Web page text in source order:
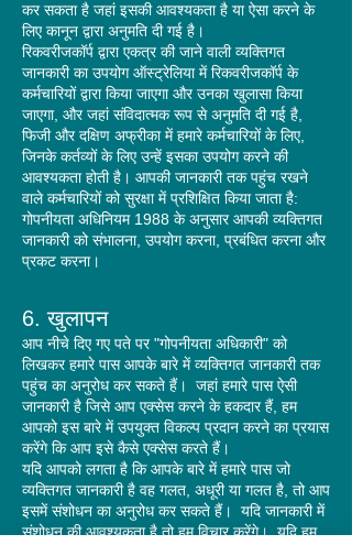
कर सकता है जहां इसकी आवश्यकता है या ऐसा करने के
लिए कानून द्वारा अनुमति दी गई है।
रिकवरीजकॉर्प द्वारा एकत्र की जाने वाली व्यक्तिगत
जानकारी का उपयोग ऑस्ट्रेलिया में रिकवरीजकॉर्प के
कर्मचारियों द्वारा किया जाएगा और उनका खुलासा किया
जाएगा, और जहां संविदात्मक रूप से अनुमति दी गई है,
फिजी और दक्षिण अफ्रीका में हमारे कर्मचारियों के लिए,
जिनके कर्तव्यों के लिए उन्हें इसका उपयोग करने की
आवश्यकता होती है। आपकी जानकारी तक पहुंच रखने
वाले कर्मचारियों को सुरक्षा में प्रशिक्षित किया जाता है:
गोपनीयता अधिनियम 1988 के अनुसार आपकी व्यक्तिगत
जानकारी को संभालना, उपयोग करना, प्रबंधित करना और
प्रकट करना।
6. खुलापन
आप नीचे दिए गए पते पर "गोपनीयता अधिकारी" को
लिखकर हमारे पास आपके बारे में व्यक्तिगत जानकारी तक
पहुंच का अनुरोध कर सकते हैं।
जहां हमारे पास ऐसी
जानकारी है जिसे आप एक्सेस करने के हकदार हैं, हम
आपको इस बारे में उपयुक्त विकल्प प्रदान करने का प्रयास
करेंगे कि आप इसे कैसे एक्सेस करते हैं।
यदि आपको लगता है कि आपके बारे में हमारे पास जो
व्यक्तिगत जानकारी है वह गलत, अधूरी या गलत है, तो आप
इसमें संशोधन का अनुरोध कर सकते हैं।
यदि जानकारी में
संशोधन की आवश्यकता है तो हम विचार करेंगे। यदि हम